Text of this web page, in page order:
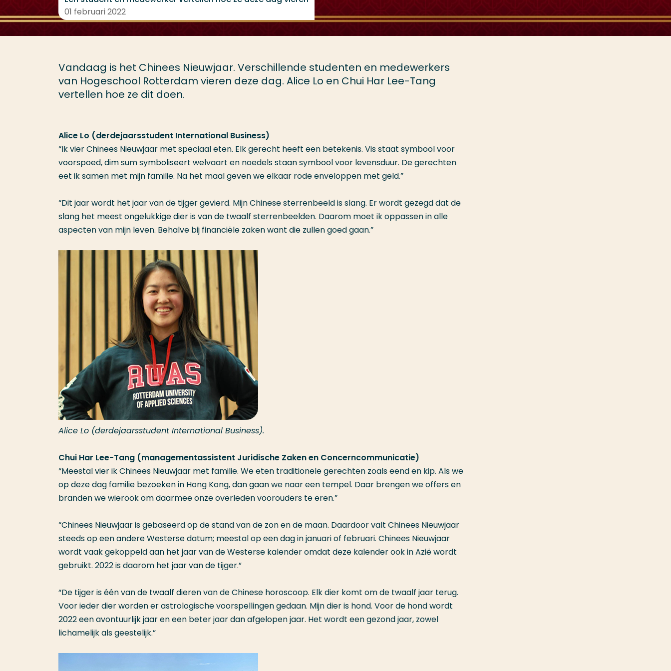
01 februari 2022
Vandaag is het Chinees Nieuwjaar. Verschillende studenten en medewerkers
van Hogeschool Rotterdam vieren deze dag. Alice Lo en Chui Har Lee-Tang
vertellen hoe ze dit doen.
Alice Lo (derdejaarsstudent International Business)
“Ik vier Chinees Nieuwjaar met speciaal eten. Elk gerecht heeft een betekenis. Vis staat symbool voor
voorspoed, dim sum symboliseert welvaart en noedels staan symbool voor levensduur. De gerechten
eet ik samen met mijn familie. Na het maal geven we elkaar rode enveloppen met geld.”
“Dit jaar wordt het jaar van de tijger gevierd. Mijn Chinese sterrenbeeld is slang. Er wordt gezegd dat de
slang het meest ongelukkige dier is van de twaalf sterrenbeelden. Daarom moet ik oppassen in alle
aspecten van mijn leven. Behalve bij financiële zaken want die zullen goed gaan.”
Alice Lo (derdejaarsstudent International Business).
Chui Har Lee-Tang (managementassistent Juridische Zaken en Concerncommunicatie)
“Meestal vier ik Chinees Nieuwjaar met familie. We eten traditionele gerechten zoals eend en kip. Als we
op deze dag familie bezoeken in Hong Kong, dan gaan we naar een tempel. Daar brengen we offers en
branden we wierook om daarmee onze overleden voorouders te eren.”
“Chinees Nieuwjaar is gebaseerd op de stand van de zon en de maan. Daardoor valt Chinees Nieuwjaar
steeds op een andere Westerse datum; meestal op een dag in januari of februari. Chinees Nieuwjaar
wordt vaak gekoppeld aan het jaar van de Westerse kalender omdat deze kalender ook in Azië wordt
gebruikt. 2022 is daarom het jaar van de tijger.”
“De tijger is één van de twaalf dieren van de Chinese horoscoop. Elk dier komt om de twaalf jaar terug.
Voor ieder dier worden er astrologische voorspellingen gedaan. Mijn dier is hond. Voor de hond wordt
2022 een avontuurlijk jaar en een beter jaar dan afgelopen jaar. Het wordt een gezond jaar, zowel
lichamelijk als geestelijk.”